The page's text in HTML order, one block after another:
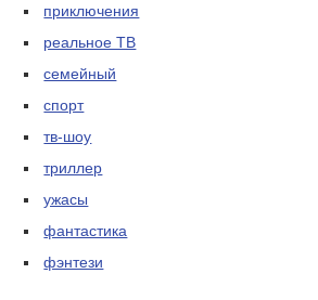
приключения
реальное ТВ
семейный
спорт
тв-шоу
триллер
ужасы
фантастика
фэнтези